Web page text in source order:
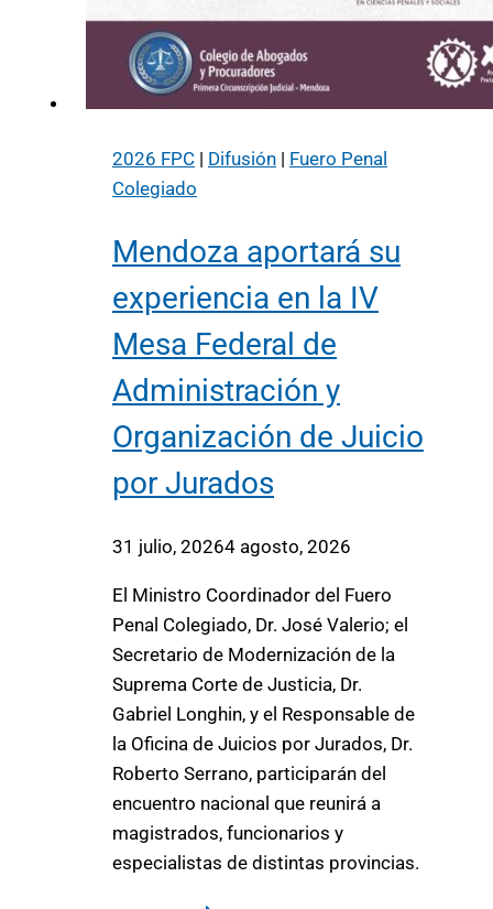
2026 FPC | Difusión | Fuero Penal
Colegiado
Mendoza aportará su
experiencia en la IV
Mesa Federal de
Administración y
Organización de Juicio
por Jurados
31 julio, 20264 agosto, 2026
El Ministro Coordinador del Fuero
Penal Colegiado, Dr. José Valerio; el
Secretario de Modernización de la
Suprema Corte de Justicia, Dr.
Gabriel Longhin, y el Responsable de
la Oficina de Juicios por Jurados, Dr.
Roberto Serrano, participarán del
encuentro nacional que reunirá a
magistrados, funcionarios y
especialistas de distintas provincias.